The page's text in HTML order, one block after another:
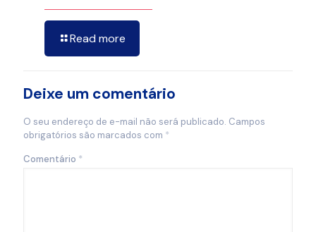
Read more
Deixe um comentário
O seu endereço de e-mail não será publicado. Campos
obrigatórios são marcados com *
Comentário *